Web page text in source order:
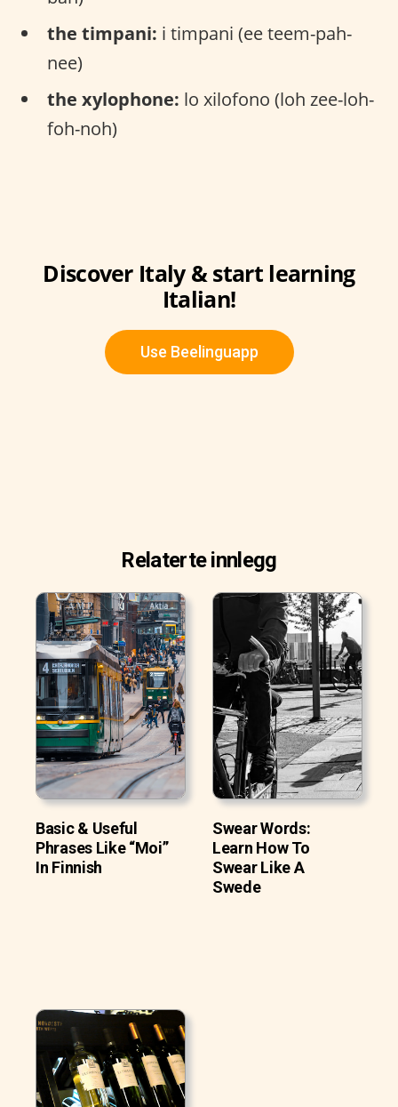
the timpani: i timpani (ee teem-pah-
nee)
the xylophone: lo xilofono (loh zee-loh-
foh-noh)
Discover Italy & start learning
Italian!
Use Beelinguapp
Relaterte innlegg
Basic & Useful
Phrases Like “Moi”
In Finnish
Swear Words:
Learn How To
Swear Like A
Swede